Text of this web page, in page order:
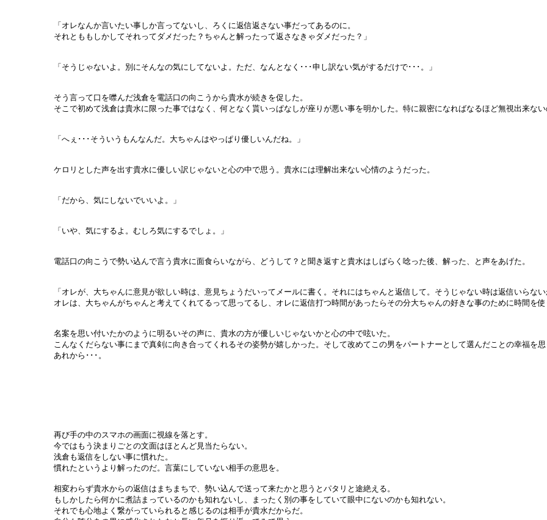
「オレなんか言いたい事しか言ってないし、ろくに返信返さない事だってあるのに。
それとももしかしてそれってダメだった？ちゃんと解ったって返さなきゃダメだった？」
「そうじゃないよ。別にそんなの気にしてないよ。ただ、なんとなく･･･申し訳ない気がするだけで･･･。」
そう言って口を噤んだ浅倉を電話口の向こうから貴水が続きを促した。
そこで初めて浅倉は貴水に限った事ではなく、何となく貰いっぱなしが座りが悪い事を明かした。特に親密になればなるほど無視出来な
「へぇ･･･そういうもんなんだ。大ちゃんはやっぱり優しいんだね。」
ケロリとした声を出す貴水に優しい訳じゃないと心の中で思う。貴水には理解出来ない心情のようだった。
「だから、気にしないでいいよ。」
「いや、気にするよ。むしろ気にするでしょ。」
電話口の向こうで勢い込んで言う貴水に面食らいながら、どうして？と聞き返すと貴水はしばらく唸った後、解った、と声をあげた。
「オレが、大ちゃんに意見が欲しい時は、意見ちょうだいってメールに書く。それにはちゃんと返信して。そうじゃない時は返信いらな
オレは、大ちゃんがちゃんと考えてくれてるって思ってるし、オレに返信打つ時間があったらその分大ちゃんの好きな事のために時間を
名案を思い付いたかのように明るいその声に、貴水の方が優しいじゃないかと心の中で呟いた。
こんなくだらない事にまで真剣に向き合ってくれるその姿勢が嬉しかった。そして改めてこの男をパートナーとして選んだことの幸福を
あれから･･･。
再び手の中のスマホの画面に視線を落とす。
今ではもう決まりごとの文面はほとんど見当たらない。
浅倉も返信をしない事に慣れた。
慣れたというより解ったのだ。言葉にしていない相手の意思を。
相変わらず貴水からの返信はまちまちで、勢い込んで送って来たかと思うとパタリと途絶える。
もしかしたら何かに煮詰まっているのかも知れないし、まったく別の事をしていて眼中にないのかも知れない。
それでも心地よく繋がっていられると感じるのは相手が貴水だからだ。